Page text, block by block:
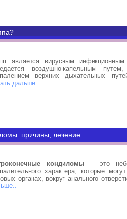
является вирусным
воздушно-капельным путем,
верхних дыхательных
дальше..
причины, лечение
кондиломы– это
характера, которые
органах, вокруг анального